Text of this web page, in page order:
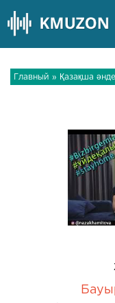
Главный » Қазақша